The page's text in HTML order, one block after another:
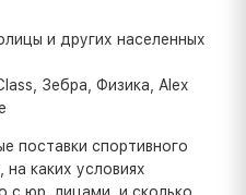
и других населенных
Зебра, Физика, Alex
поставки спортивного
каких условиях
с юр. лицами, и сколько